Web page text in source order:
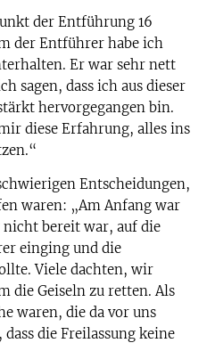
der Entführung 16
der Entführer habe ich
Er war sehr nett
sagen, dass ich aus dieser
hervorgegangen bin.
diese Erfahrung, alles ins
Entscheidungen,
waren: „Am Anfang war
bereit war, auf die
einging und die
Viele dachten, wir
die Geiseln zu retten. Als
waren, die da vor uns
die Freilassung keine